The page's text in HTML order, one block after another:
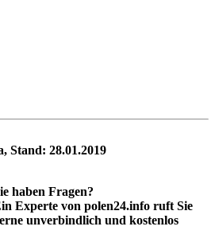
Stand: 28.01.2019
haben Fragen?
Experte von polen24.info ruft Sie
unverbindlich und kostenlos